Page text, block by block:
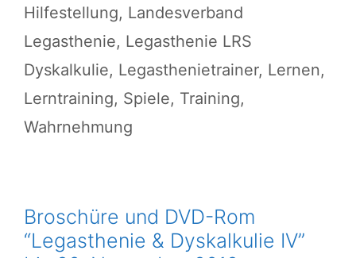
Hilfestellung, Landesverband
Legasthenie, Legasthenie LRS
Dyskalkulie, Legasthenietrainer, Lernen,
Lerntraining, Spiele, Training,
Wahrnehmung
Broschüre und DVD-Rom
“Legasthenie & Dyskalkulie IV”